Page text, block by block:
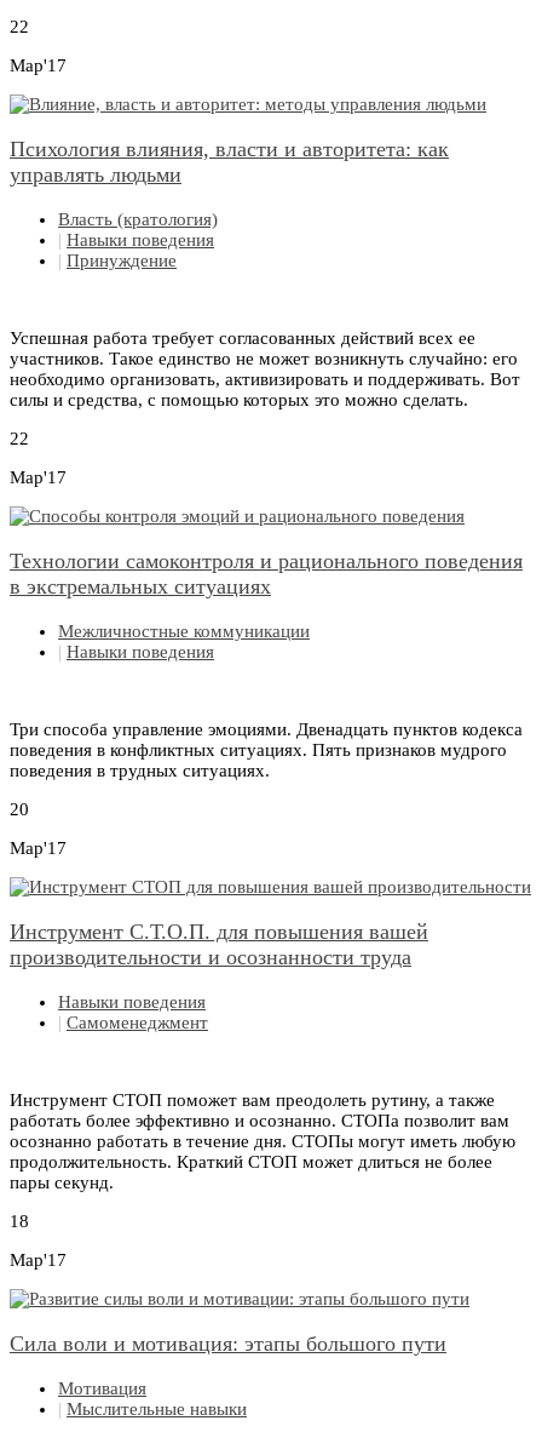
22
Мар'17
Психология влияния, власти и авторитета: как
управлять людьми
Власть (кратология)
| Навыки поведения
| Принуждение
Успешная работа требует согласованных действий всех ее
участников. Такое единство не может возникнуть случайно: его
необходимо организовать, активизировать и поддерживать. Вот
силы и средства, с помощью которых это можно сделать.
22
Мар'17
Технологии самоконтроля и рационального поведения
в экстремальных ситуациях
Межличностные коммуникации
| Навыки поведения
Три способа управление эмоциями. Двенадцать пунктов кодекса
поведения в конфликтных ситуациях. Пять признаков мудрого
поведения в трудных ситуациях.
20
Мар'17
Инструмент С.Т.О.П. для повышения вашей
производительности и осознанности труда
Навыки поведения
| Самоменеджмент
Инструмент СТОП поможет вам преодолеть рутину, а также
работать более эффективно и осознанно. СТОПа позволит вам
осознанно работать в течение дня. СТОПы могут иметь любую
продолжительность. Краткий СТОП может длиться не более
пары секунд.
18
Мар'17
Сила воли и мотивация: этапы большого пути
Мотивация
| Мыслительные навыки